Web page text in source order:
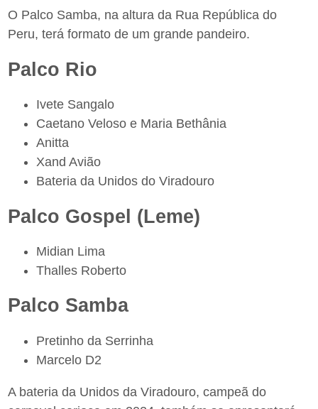
O Palco Samba, na altura da Rua República do
Peru, terá formato de um grande pandeiro.
Palco Rio
Ivete Sangalo
Caetano Veloso e Maria Bethânia
Anitta
Xand Avião
Bateria da Unidos do Viradouro
Palco Gospel (Leme)
Midian Lima
Thalles Roberto
Palco Samba
Pretinho da Serrinha
Marcelo D2
A bateria da Unidos da Viradouro, campeã do